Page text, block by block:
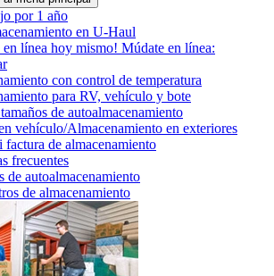
por 1 año
en U-Haul
en línea hoy mismo! Múdate en línea:
con control de temperatura
para RV, vehículo y bote
de autoalmacenamiento
vehículo/Almacenamiento en exteriores
factura de almacenamiento
frecuentes
de autoalmacenamiento
de almacenamiento